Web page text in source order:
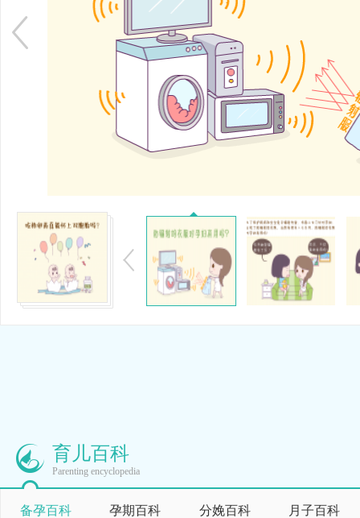
育儿百科
Parenting encyclopedia
备孕百科 孕期百科 分娩百科 月子百科